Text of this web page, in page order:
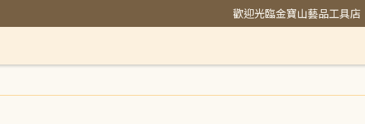
歡迎光臨金寶山藝品工具店